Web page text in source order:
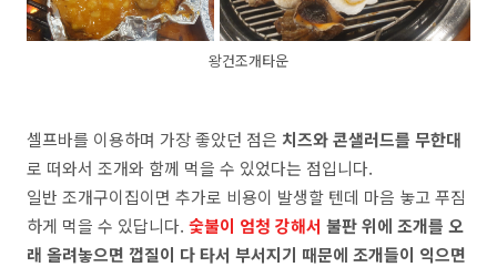
왕건조개타운
셀프바를 이용하며 가장 좋았던 점은 치즈와 콘샐러드를 무한대
로 떠와서 조개와 함께 먹을 수 있었다는 점입니다.
일반 조개구이집이면 추가로 비용이 발생할 텐데 마음 놓고 푸짐
하게 먹을 수 있답니다. 숯불이 엄청 강해서 불판 위에 조개를 오
래 올려놓으면 껍질이 다 타서 부서지기 때문에 조개들이 익으면